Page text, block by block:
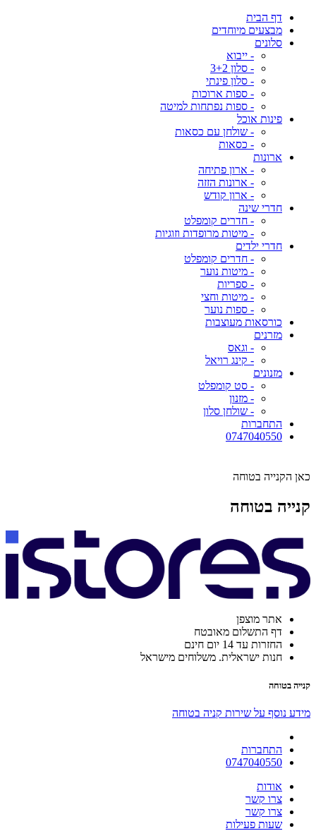
דף הבית
מבצעים מיוחדים
סלונים
- ייבוא
- סלון 3+2
- סלון פינתי
- ספות ארוכות
- ספות נפתחות למיטה
פינות אוכל
- שולחן עם כסאות
- כסאות
ארונות
- ארון פתיחה
- ארונות הזזה
- ארון קודש
חדרי שינה
- חדרים קומפלט
- מיטות מרופדות וזוגיות
חדרי ילדים
- חדרים קומפלט
- מיטות נוער
- ספריות
- מיטות וחצי
- ספות נוער
כורסאות מעוצבות
מזרנים
- וגאס
- קינג רויאל
מזנונים
- סט קומפלט
- מזנון
- שולחן סלון
התחברות
0747040550
כאן הקנייה בטוחה
קנייה בטוחה
אתר מוצפן
דף התשלום מאובטח
החזרות עד 14 יום חינם
חנות ישראלית. משלוחים מישראל
קנייה בטוחה
מידע נוסף על שירות קניה בטוחה
התחברות
0747040550
אודות
צרו קשר
צרו קשר
שעות פעילות